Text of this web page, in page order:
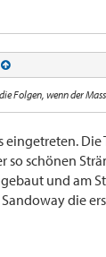
Folgen, wenn der
eingetreten.
so schönen
und am
die